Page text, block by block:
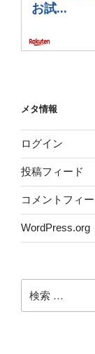
メタ情報
ログイン
投稿フィード
コメントフィ
WordPress.org
索: